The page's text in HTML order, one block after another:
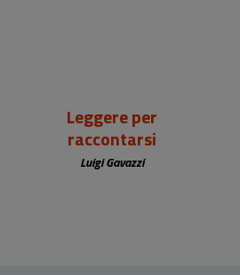
Leggere per
raccontarsi
Luigi Gavazzi